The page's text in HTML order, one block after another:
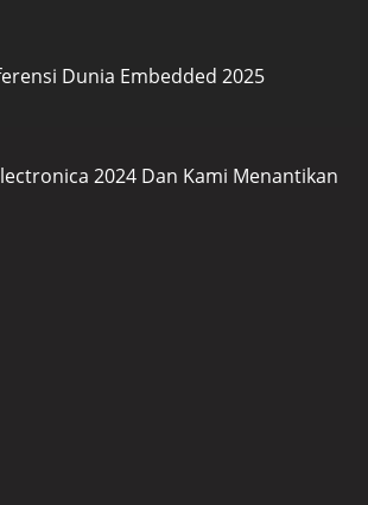
Dunia Embedded 2025
2024 Dan Kami Menantikan